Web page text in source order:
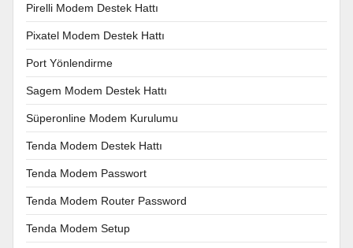
Pirelli Modem Destek Hattı
Pixatel Modem Destek Hattı
Port Yönlendirme
Sagem Modem Destek Hattı
Süperonline Modem Kurulumu
Tenda Modem Destek Hattı
Tenda Modem Passwort
Tenda Modem Router Password
Tenda Modem Setup